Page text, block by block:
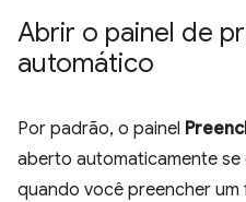
Abrir o painel de
automático
Por padrão, o painel
aberto automaticamente
quando você preencher um